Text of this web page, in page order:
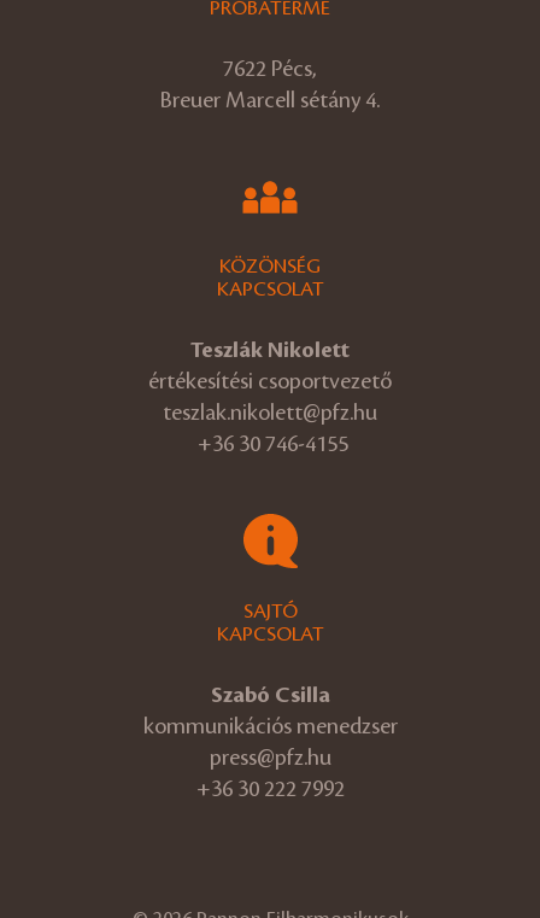
PRÓBATERME
7622 Pécs,
Breuer Marcell sétány 4.
KÖZÖNSÉG
KAPCSOLAT
Teszlák Nikolett
értékesítési csoportvezető
teszlak.nikolett@pfz.hu
+36 30 746-4155
SAJTÓ
KAPCSOLAT
Szabó Csilla
kommunikációs menedzser
press@pfz.hu
+36 30 222 7992